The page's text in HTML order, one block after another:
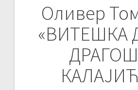
Оливер
«ВИТЕШКА
Post
navigation